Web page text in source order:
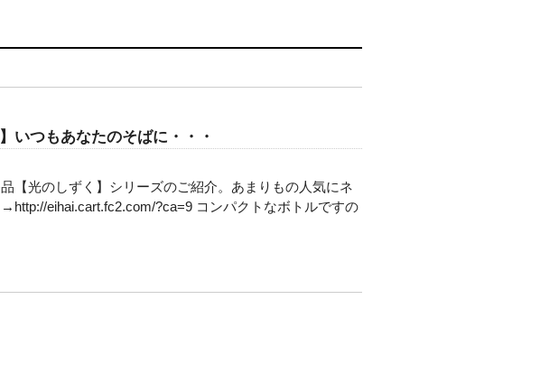
いつもあなたのそばに・・・
【光のしずく】シリーズのご紹介。あまりもの人気にネ
eihai.cart.fc2.com/?ca=9 コンパクトなボトルですの